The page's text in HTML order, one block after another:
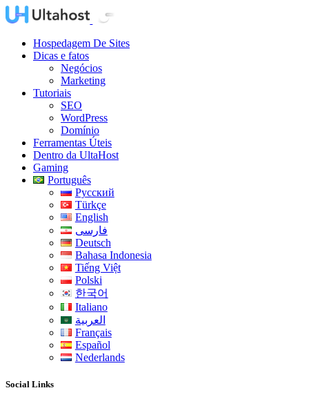
Hospedagem De Sites
Dicas e fatos
Negócios
Marketing
Tutoriais
SEO
WordPress
Domínio
Ferramentas Úteis
Dentro da UltaHost
Gaming
Português
Русский
Türkçe
English
فارسی
Deutsch
Bahasa Indonesia
Tiếng Việt
Polski
한국어
Italiano
العربية
Français
Español
Nederlands
Social Links